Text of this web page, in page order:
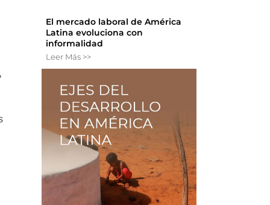
El mercado laboral de América
Latina evoluciona con
informalidad
Leer Más >>